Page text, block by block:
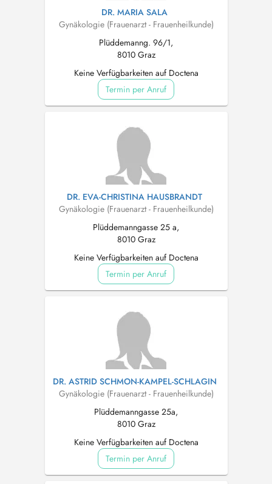
DR. MARIA SALA
Gynäkologie (Frauenarzt - Frauenheilkunde)
Plüddemanng. 96/1,
8010 Graz
Keine Verfügbarkeiten auf Doctena
Termin per Anruf
DR. EVA-CHRISTINA HAUSBRANDT
Gynäkologie (Frauenarzt - Frauenheilkunde)
Plüddemanngasse 25 a,
8010 Graz
Keine Verfügbarkeiten auf Doctena
Termin per Anruf
DR. ASTRID SCHMON-KAMPEL-SCHLAGIN
Gynäkologie (Frauenarzt - Frauenheilkunde)
Plüddemanngasse 25a,
8010 Graz
Keine Verfügbarkeiten auf Doctena
Termin per Anruf